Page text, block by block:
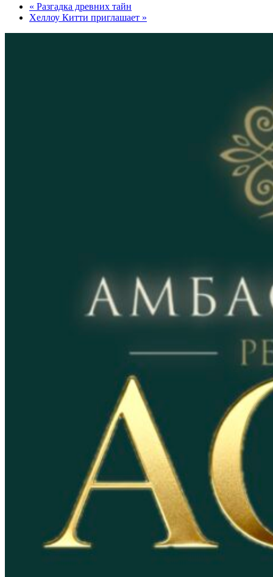
« Разгадка древних тайн
Хеллоу Китти приглашает »